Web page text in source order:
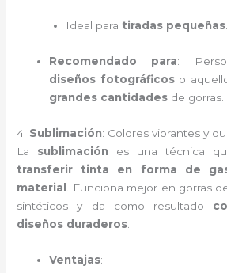
Ideal para tiradas pequeñas.
Recomendado para:
diseños fotográficoso
grandes cantidades de gorras.
4. Sublimación: Colores vibrantes y
La sublimación es una técnica
transferir tinta en forma de
material
. Funciona mejor en gorras
sintéticos y da como resultado
diseños duraderos
Ventajas: